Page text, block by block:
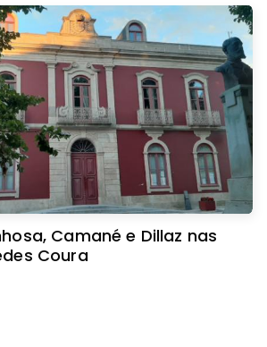
Camané e Dillaz nas
Coura